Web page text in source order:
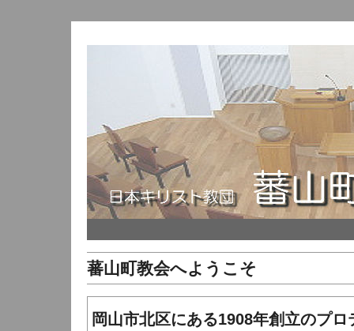
蕃山町教会へようこそ
岡山市北区にある1908年創立のプ